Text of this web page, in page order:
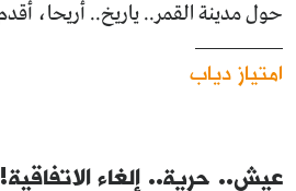
حول مدينة القمر.. ياريخ.. أريحا،
امتياز دياب
عيش.. حرية.. إلغاء الاتفاقية!